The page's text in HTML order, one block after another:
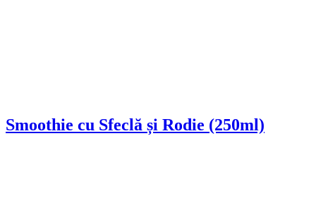
Smoothie cu Sfeclă și Rodie (250ml)